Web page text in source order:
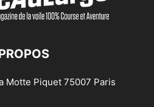
Motte Piquet 75007 Paris